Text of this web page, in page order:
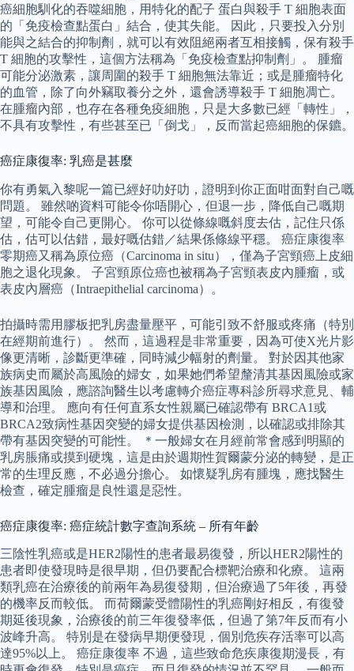
癌細胞馴化的吞噬細胞，用特化的配子 蛋白與殺手 T 細胞表面
的「免疫檢查點蛋白」結合，使其失能。 因此，只要投入分別
能與之結合的抑制劑，就可以有效阻絕兩者互相接觸，保有殺手
T 細胞的攻擊性，這個方法稱為「免疫檢查點抑制劑」。 腫瘤
可能分泌激素，讓周圍的殺手 T 細胞無法靠近；或是腫瘤特化
的血管，除了向外竊取養分之外，還會誘導殺手 T 細胞凋亡。
在腫瘤內部，也存在各種免疫細胞，只是大多數已經「轉性」，
不具有攻擊性，有些甚至已「倒戈」，反而當起癌細胞的保鑣。
癌症康復率: 乳癌是甚麼
你有勇氣入黎呢一篇已經好叻好叻，證明到你正面咁面對自己嘅
問題。 雖然啲資料可能令你唔開心，但退一步，降低自己嘅期
望，可能令自己更開心。 你可以從條線嘅斜度去估，記住只係
估，估可以估錯，最好嘅估錯／結果係條線平穩。 癌症康復率
零期癌又稱為原位癌（Carcinoma in situ），僅為子宮頸癌上皮細
胞之退化現象。 子宮頸原位癌也被稱為子宮頸表皮內腫瘤，或
表皮內層癌（Intraepithelial carcinoma）。
拍攝時需用膠板把乳房盡量壓平，可能引致不舒服或疼痛（特別
在經期前進行）。 然而，這過程是非常重要，因為可使X光片影
像更清晰，診斷更準確，同時減少幅射的劑量。 對於因其他家
族病史而屬於高風險的婦女，如果她們希望釐清其基因風險或家
族基因風險，應諮詢醫生以考慮轉介癌症專科診所尋求意見、輔
導和治理。 應向有任何直系女性親屬已確認帶有 BRCA1或
BRCA2致病性基因突變的婦女提供基因檢測，以確認或排除其
帶有基因突變的可能性。 ＊一般婦女在月經前常會感到明顯的
乳房脹痛或摸到硬塊，這是由於週期性賀爾蒙分泌的轉變，是正
常的生理反應，不必過分擔心。 如懷疑乳房有腫塊，應找醫生
檢查，確定腫瘤是良性還是惡性。
癌症康復率: 癌症統計數字查詢系統 – 所有年齡
三陰性乳癌或是HER2陽性的患者最易復發，所以HER2陽性的
患者即使發現時是很早期，但仍要配合標靶治療和化療。 這兩
類乳癌在治療後的前兩年為易復發期，但治療過了5年後，再發
的機率反而較低。 而荷爾蒙受體陽性的乳癌剛好相反，有復發
期延後現象，治療後的前三年復發率低，但過了第7年反而有小
波峰升高。 特別是在發病早期便發現，個別危疾存活率可以高
達95%以上。 癌症康復率 不過，這些致命危疾康復期漫長，有